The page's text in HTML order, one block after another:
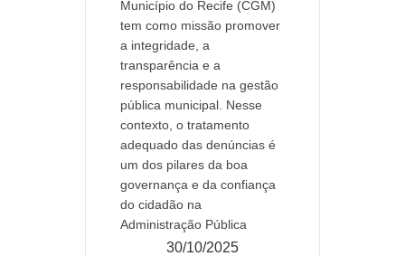
Município do Recife (CGM)
tem como missão promover
a integridade, a
transparência e a
responsabilidade na gestão
pública municipal. Nesse
contexto, o tratamento
adequado das denúncias é
um dos pilares da boa
governança e da confiança
do cidadão na
Administração Pública
30/10/2025